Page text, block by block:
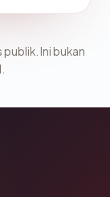
Ini bukan